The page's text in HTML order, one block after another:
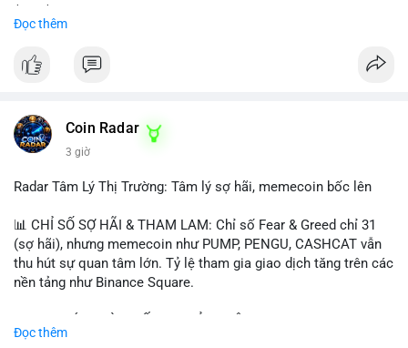
Đọc thêm
Coin Radar
3 giờ
Radar Tâm Lý Thị Trường: Tâm lý sợ hãi, memecoin bốc lên
📊 CHỈ SỐ SỢ HÃI & THAM LAM: Chỉ số Fear & Greed chỉ 31
(sợ hãi), nhưng memecoin như PUMP, PENGU, CASHCAT vẫn
thu hút sự quan tâm lớn. Tỷ lệ tham gia giao dịch tăng trên các
nền tảng như Binance Square.
CASHCAT, SUI, TAO xuất hiện nhiều trong tìm kiếm Việt Nam
Đọc thêm